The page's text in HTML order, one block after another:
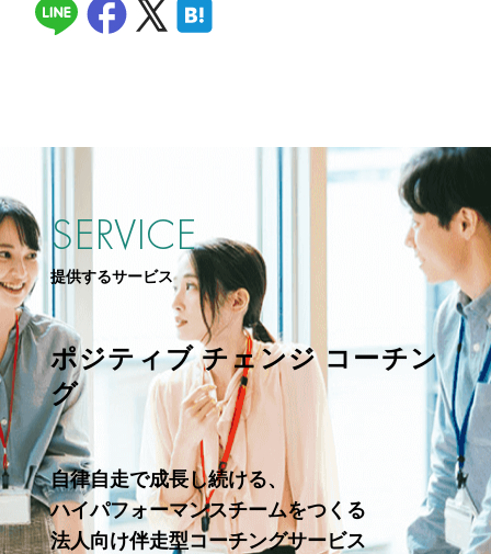
SERVICE
提供するサービス
ポジティブ チェンジ コーチン
グ
自律自走で成長し続ける、
ハイパフォーマンスチームをつくる
法人向け伴走型コーチングサービス